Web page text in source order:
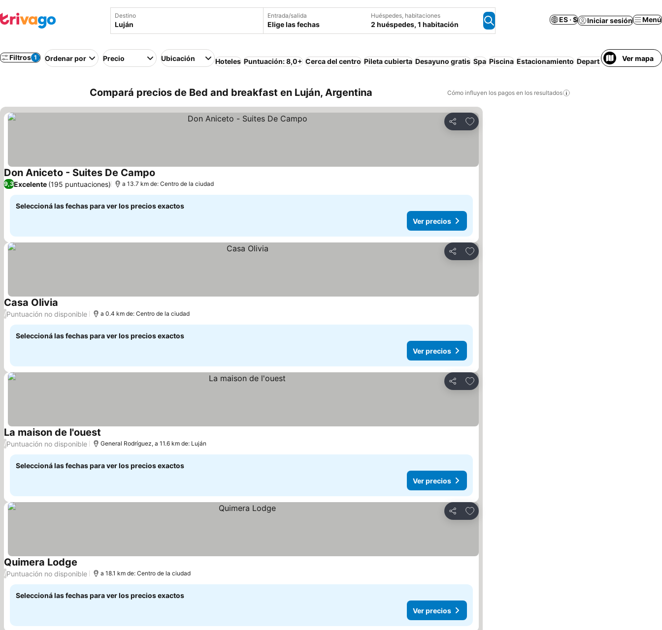
Destino Entrada/salida
Elige las fechas
Huéspedes, habitaciones
2 huéspedes, 1 habitación
ES · $ Iniciar sesión Menú
Filtros 1 Ordenar por Precio Ubicación Hoteles Puntuación: 8,0+ Cerca del centro Pileta cubierta Desayuno gratis Spa Piscina Estacionamiento Departamento equipado
Ver mapa
Compará precios de Bed and breakfast en Luján, Argentina Cómo influyen los pagos en los resultados
Compartir
Añadir a favoritos
Don Aniceto - Suites De Campo
9,3Excelente (195 puntuaciones) a 13.7 km de: Centro de la ciudad
Seleccioná las fechas para ver los precios exactos
Ver precios
Compartir
Añadir a favoritos
Casa Olivia
/Puntuación no disponible a 0.4 km de: Centro de la ciudad
Seleccioná las fechas para ver los precios exactos
Ver precios
Compartir
Añadir a favoritos
La maison de l'ouest
/Puntuación no disponible General Rodríguez, a 11.6 km de: Luján
Seleccioná las fechas para ver los precios exactos
Ver precios
Compartir
Añadir a favoritos
Quimera Lodge
/Puntuación no disponible a 18.1 km de: Centro de la ciudad
Seleccioná las fechas para ver los precios exactos
Ver precios